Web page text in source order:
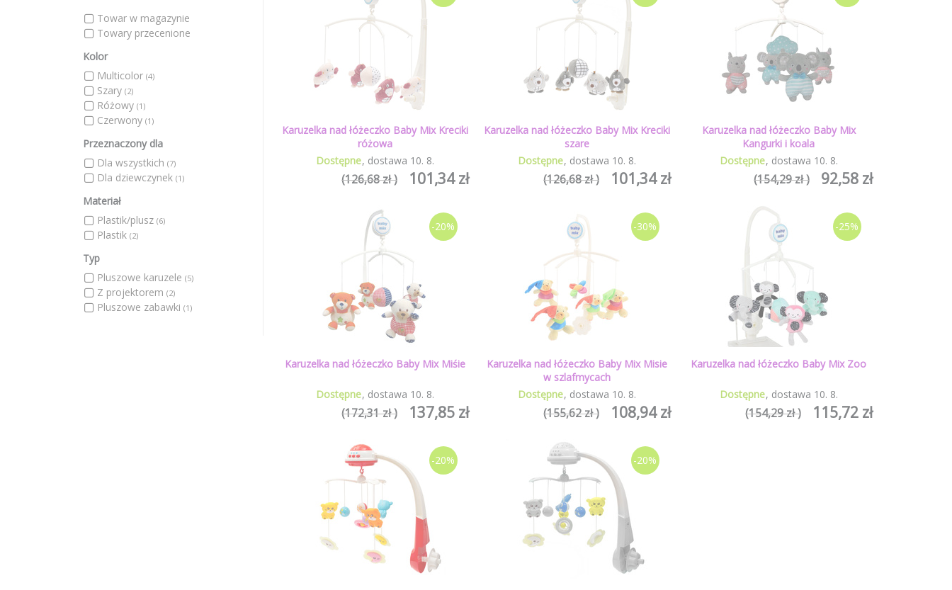
Towar w magazynie
Towary przecenione
Kolor
Multicolor (4)
Szary (2)
Różowy (1)
Czerwony (1)
Przeznaczony dla
Dla wszystkich (7)
Dla dziewczynek (1)
Materiał
Plastik/plusz (6)
Plastik (2)
Typ
Pluszowe karuzele (5)
Z projektorem (2)
Pluszowe zabawki (1)
Karuzelka nad łóżeczko Baby Mix Kreciki
różowa
Dostępne dostawa 10. 8.
101,34 zł
(126,68 zł )
Karuzelka nad łóżeczko Baby Mix Kreciki
szare
Dostępne dostawa 10. 8.
101,34 zł
(126,68 zł )
Karuzelka nad łóżeczko Baby Mix
Kangurki i koala
Dostępne dostawa 10. 8.
92,58 zł
(154,29 zł )
-20%
Karuzelka nad łóżeczko Baby Mix Miśie
Dostępne dostawa 10. 8.
137,85 zł
(172,31 zł )
-30%
Karuzelka nad łóżeczko Baby Mix Misie
w szlafmycach
Dostępne dostawa 10. 8.
108,94 zł
(155,62 zł )
-25%
Karuzelka nad łóżeczko Baby Mix Zoo
Dostępne dostawa 10. 8.
115,72 zł
(154,29 zł )
-20% -20%